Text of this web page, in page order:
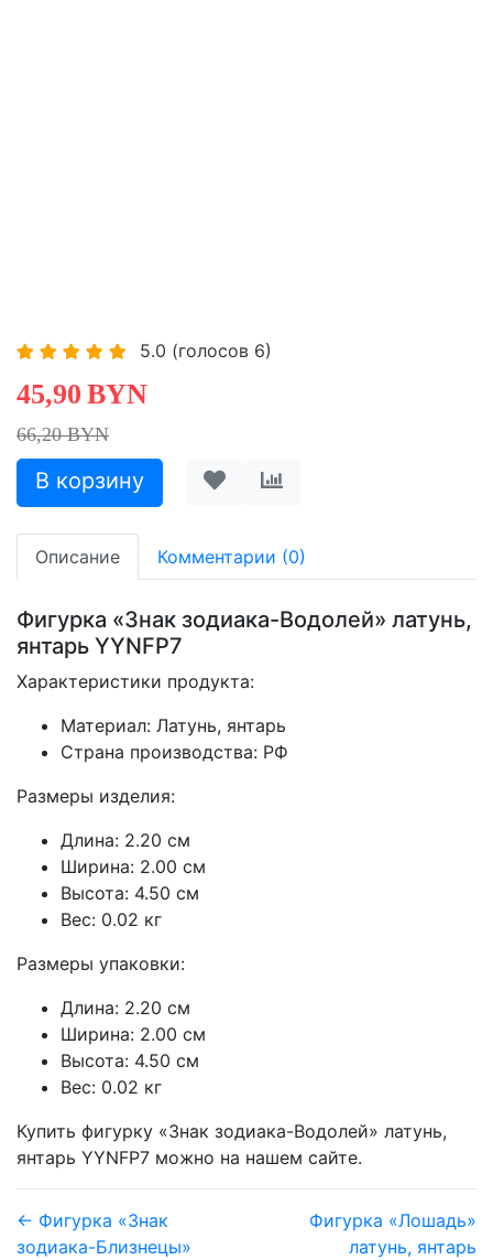
5.0 (голосов 6)
45,90 BYN
66,20 BYN
Описание Комментарии (0)
Фигурка «Знак зодиака-Водолей» латунь,
янтарь YYNFP7
Характеристики продукта:
Материал: Латунь, янтарь
Страна производства: РФ
Размеры изделия:
Длина: 2.20 см
Ширина: 2.00 см
Высота: 4.50 см
Вес: 0.02 кг
Размеры упаковки:
Длина: 2.20 см
Ширина: 2.00 см
Высота: 4.50 см
Вес: 0.02 кг
Купить фигурку «Знак зодиака-Водолей» латунь,
янтарь YYNFP7 можно на нашем сайте.
← Фигурка «Знак
зодиака-Близнецы»
Фигурка «Лошадь»
латунь, янтарь